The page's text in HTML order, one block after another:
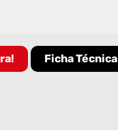
Ficha Técnica